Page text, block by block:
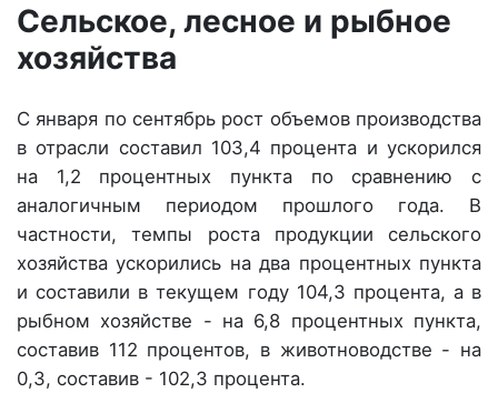
Сельское, лесное и рыбное
хозяйства
С января по сентябрь рост объемов производства
в отрасли составил 103,4 процента и ускорился
на 1,2 процентных пункта по сравнению с
аналогичным периодом прошлого года. В
частности, темпы роста продукции сельского
хозяйства ускорились на два процентных пункта
и составили в текущем году 104,3 процента, а в
рыбном хозяйстве - на 6,8 процентных пункта,
составив 112 процентов, в животноводстве - на
0,3, составив - 102,3 процента.